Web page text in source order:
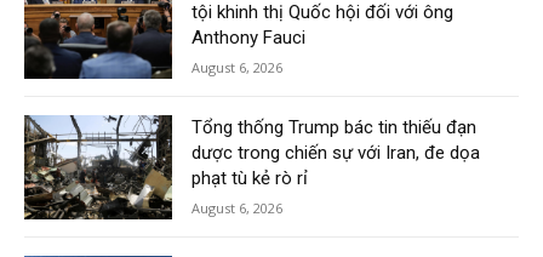
tội khinh thị Quốc hội đối với ông
Anthony Fauci
August 6, 2026
Tổng thống Trump bác tin thiếu đạn
dược trong chiến sự với Iran, đe dọa
phạt tù kẻ rò rỉ
August 6, 2026